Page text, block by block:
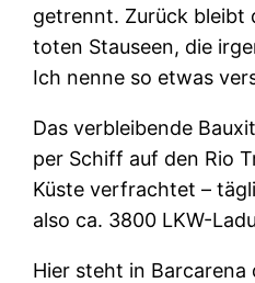
getrennt. Zurück bleibt
toten Stauseen, die
Ich nenne so etwas
Das verbleibende
per Schiff auf den Rio
Küste verfrachtet –
also ca. 3800 LKW-
Hier steht in